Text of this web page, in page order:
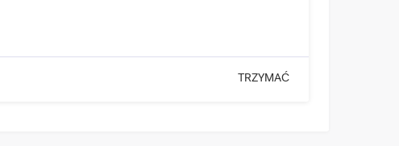
TRZYMAĆ